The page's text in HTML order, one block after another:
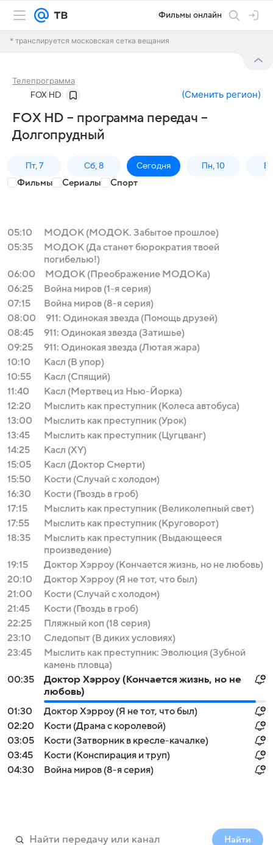
Фильмы онлайн
* транслируется московская сетка вещания
Телепрограмма
FOX HD (Сменить регион)
FOX HD – программа передач –
Долгопрудный
Пт, 7 Сб, 8 Сегодня Пн, 10
Фильмы Сериалы Спорт
05:10
МОДОК (МОДОК. Забытое прошлое)
05:35
МОДОК (Да станет бюрократия твоей
погибелью!)
06:00
МОДОК (Преображение МОДОКа)
06:25
Война миров (1-я серия)
07:15
Война миров (8-я серия)
08:00
911: Одинокая звезда (Помощь друзей)
08:45
911: Одинокая звезда (Затишье)
09:25
911: Одинокая звезда (Лютая жара)
10:10
Касл (В упор)
10:55
Касл (Спящий)
11:40
Касл (Мертвец из Нью-Йорка)
12:20
Мыслить как преступник (Колеса автобуса)
13:00
Мыслить как преступник (Урок)
13:45
Мыслить как преступник (Цугцванг)
14:25
Касл (XY)
15:05
Касл (Доктор Смерти)
15:50
Кости (Случай с холодом)
16:30
Кости (Гвоздь в гроб)
17:15
Мыслить как преступник (Великолепный свет)
17:55
Мыслить как преступник (Круговорот)
18:35
Мыслить как преступник (Выдающееся
произведение)
19:15
Доктор Хэрроу (Кончается жизнь, но не любовь)
20:10
Доктор Хэрроу (Я не тот, что был)
21:00
Кости (Случай с холодом)
21:45
Кости (Гвоздь в гроб)
22:25
Пляжный коп (18 серия)
23:10
Следопыт (В диких условиях)
23:45
Мыслить как преступник: Эволюция (Зубной
камень пловца)
00:35
Доктор Хэрроу (Кончается жизнь, но не
любовь)
01:30
Доктор Хэрроу (Я не тот, что был)
02:20
Кости (Драма с королевой)
03:05
Кости (Затворник в кресле-качалке)
03:45
Кости (Конспирация и труп)
04:30
Война миров (8-я серия)
Найти